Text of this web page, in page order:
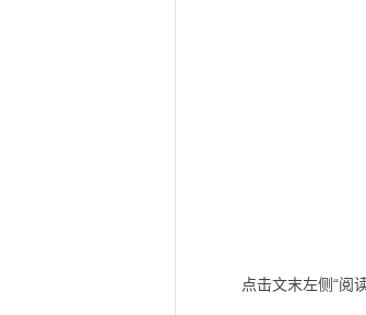
点击文末左侧“阅